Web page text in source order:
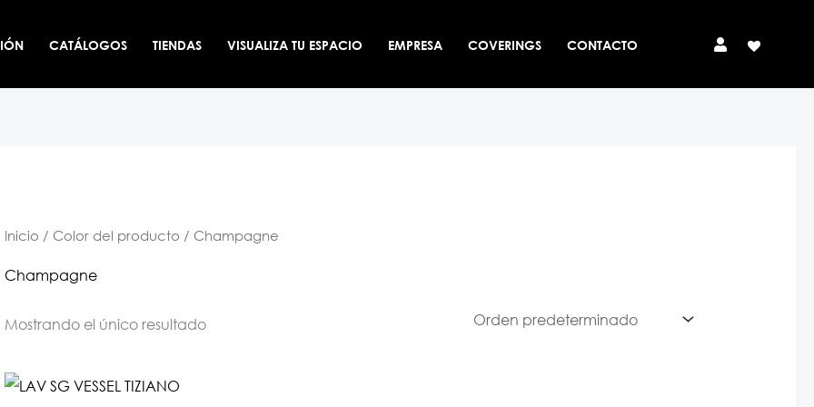
CATÁLOGOS TIENDAS VISUALIZA TU ESPACIO EMPRESA COVERINGS CONTACTO
Inicio / Color del producto / Champagne
Champagne
Mostrando el único resultado